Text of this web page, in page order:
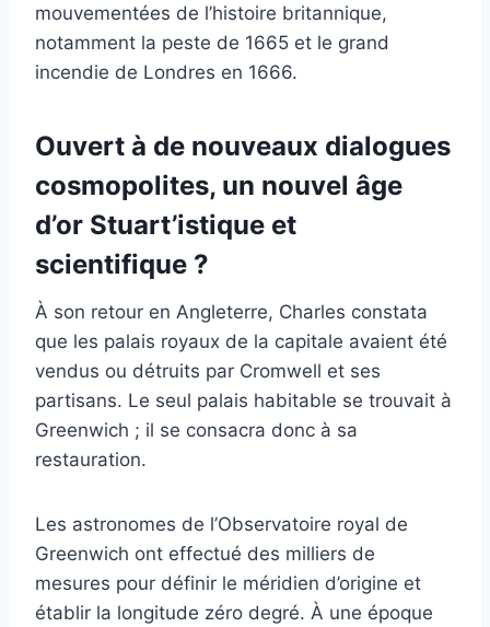
mouvementées de l’histoire britannique,
notamment la peste de 1665 et le grand
incendie de Londres en 1666.
Ouvert à de nouveaux dialogues
cosmopolites, un nouvel âge
d’or Stuart’istique et
scientifique ?
À son retour en Angleterre, Charles constata
que les palais royaux de la capitale avaient été
vendus ou détruits par Cromwell et ses
partisans. Le seul palais habitable se trouvait à
Greenwich ; il se consacra donc à sa
restauration.
Les astronomes de l’Observatoire royal de
Greenwich ont effectué des milliers de
mesures pour définir le méridien d’origine et
établir la longitude zéro degré. À une époque